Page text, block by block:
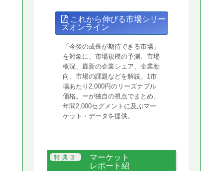
これから伸びる市場シリー
ズオンライン
「今後の成長が期待できる市場」
を対象に、市場規模の予測、市場
概況、最新の企業シェア、企業動
向、市場の課題などを解説。1市
場あたり2,000円のリーズナブル
価格。ーが独自の視点でまとめ、
年間2,000セグメントに及ぶマー
ケット・データを提供。
マーケット
レポート紹